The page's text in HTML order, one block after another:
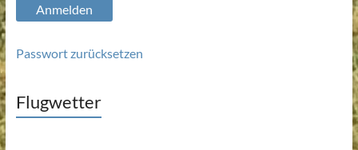
Anmelden
Passwort zurücksetzen
Flugwetter